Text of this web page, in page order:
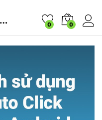
Cách sử dụng Auto Click tự động vuốt – nhấp chuột trên điện thoại Android cực đơn giản 0 0